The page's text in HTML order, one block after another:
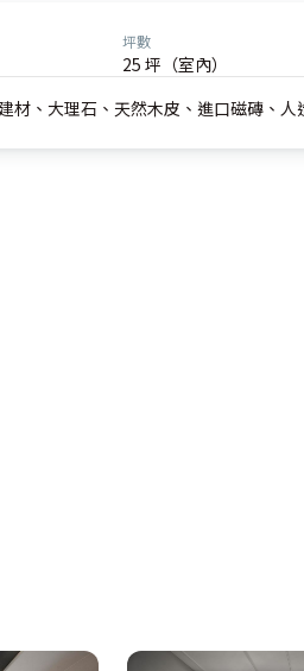
坪數
25 坪（室內）
材、大理石、天然木皮、進口磁磚、